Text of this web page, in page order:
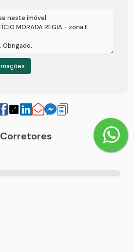
Corretores